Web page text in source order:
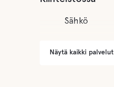
Sähkö
Näytä kaikki palvelut